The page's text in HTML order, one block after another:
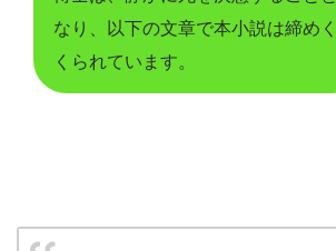
なり、以下の文章で本小説は締めく
くられています。